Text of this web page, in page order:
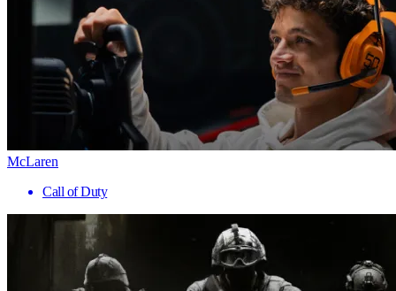
McLaren
Call of Duty